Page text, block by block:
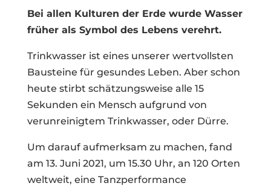
Bei allen Kulturen der Erde wurde Wasser
früher als Symbol des Lebens verehrt.
Trinkwasser ist eines unserer wertvollsten
Bausteine für gesundes Leben. Aber schon
heute stirbt schätzungsweise alle 15
Sekunden ein Mensch aufgrund von
verunreinigtem Trinkwasser, oder Dürre.
Um darauf aufmerksam zu machen, fand
am 13. Juni 2021, um 15.30 Uhr, an 120 Orten
weltweit, eine Tanzperformance